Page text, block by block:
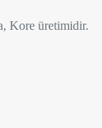
Kore üretimidir.